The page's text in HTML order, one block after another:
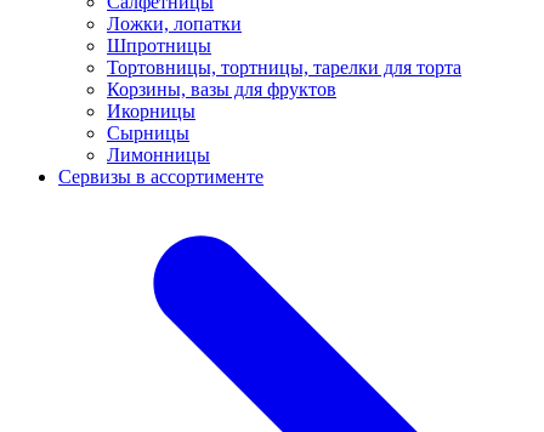
Ложки, лопатки
Шпротницы
Тортовницы, тортницы, тарелки для торта
Корзины, вазы для фруктов
Икорницы
Сырницы
Лимонницы
Сервизы в ассортименте